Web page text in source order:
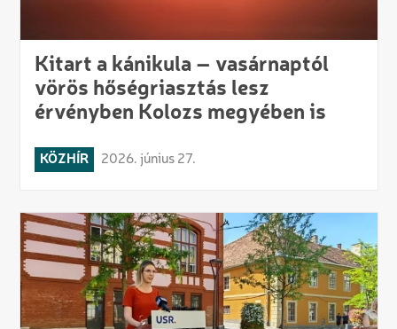
Kitart a kánikula – vasárnaptól
vörös hőségriasztás lesz
érvényben Kolozs megyében is
KÖZHÍR 2026. június 27.